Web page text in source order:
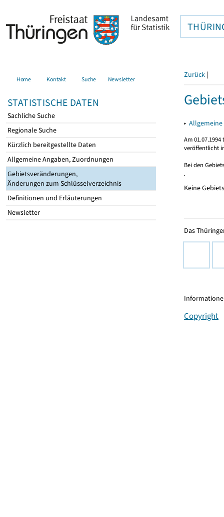
Home Kontakt Suche Newsletter
STATISTISCHE DATEN
Sachliche Suche
Regionale Suche
Kürzlich bereitgestellte Daten
Allgemeine Angaben, Zuordnungen
Gebietsveränderungen,
Änderungen zum Schlüsselverzeichnis
Definitionen und Erläuterungen
Newsletter
Zurück |
▸
Am
veröffentlicht
Bei den
Keine
Das
Copyright